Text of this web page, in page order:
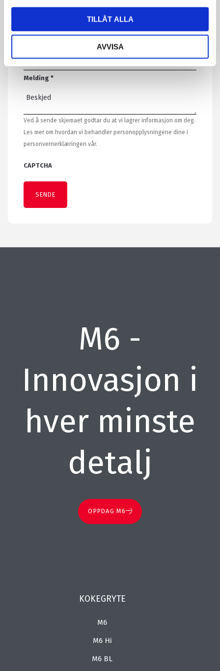
TILLÅT ALLA
AVVISA
Melding *
Ved å sende skjemaet godtar du at vi lagrer informasjon om deg.
Les mer om hvordan vi behandler personopplysningene dine i
personvernerklæringen vår.
CAPTCHA
M6 -
Innovasjon i
hver minste
detalj
OPPDAG M6
KOKEGRYTE
M6
M6 Hi
M6 BL